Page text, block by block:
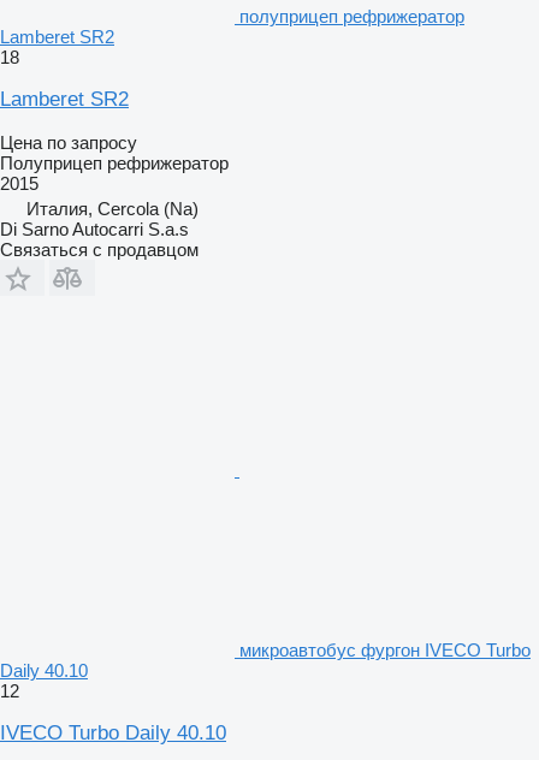
полуприцеп рефрижератор
Lamberet SR2
18
Lamberet SR2
Цена по запросу
Полуприцеп рефрижератор
2015
Италия, Cercola (Na)
Di Sarno Autocarri S.a.s
Связаться с продавцом
микроавтобус фургон IVECO Turbo
Daily 40.10
12
IVECO Turbo Daily 40.10